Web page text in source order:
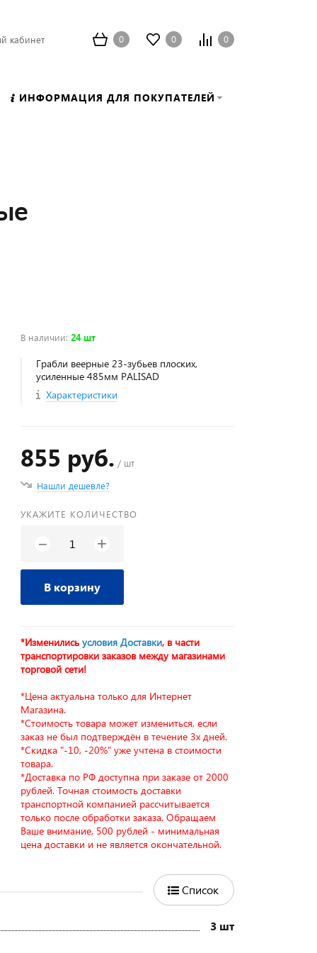
кабинет 0 0 0
ИНФОРМАЦИЯ ДЛЯ ПОКУПАТЕЛЕЙ
В наличии:24 шт
Грабли веерные 23-зубьев плоских,
усиленные 485мм PALISAD
Характеристики
855 руб. / шт
Нашли дешевле?
УКАЖИТЕ КОЛИЧЕСТВО
− +
В корзину
*Изменилисьусловия Доставки, в части
транспортировки заказов между магазинами
торговой сети!
*Цена актуальна только для Интернет
Магазина.
*Стоимость товара может измениться, если
заказ не был подтверждён в течение 3х дней.
*Скидка "-10, -20%" уже учтена в стоимости
товара.
*Доставка по РФ доступна при заказе от 2000
рублей. Точная стоимость доставки
транспортной компанией рассчитывается
только после обработки заказа. Обращаем
Ваше внимание, 500 рублей - минимальная
цена доставки и не является окончательной.
Список
3 шт